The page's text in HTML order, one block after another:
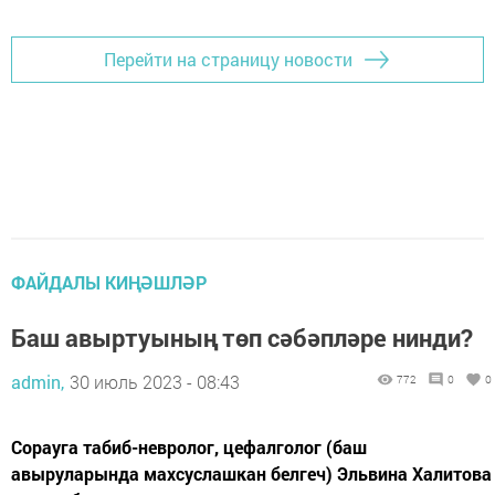
Перейти на страницу новости
ФАЙДАЛЫ КИҢӘШЛӘР
Баш авыртуының төп сәбәпләре нинди?
admin, 30 июль 2023 - 08:43 772 0 0
Сорауга табиб-невролог, цефалголог (баш
авыруларында махсуслашкан белгеч) Эльвина Халитова